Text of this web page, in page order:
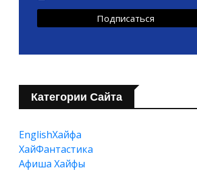
Категории Сайта
EnglishХайфа
XайФантастика
Афиша Хайфы